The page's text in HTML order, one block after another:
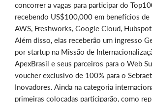
concorrer a vagas para participar do
recebendo US$100,000 em benefícios de
AWS, Freshworks, Google Cloud,
Além disso, elas receberão um ingresso
por startup na Missão de
ApexBrasil e seus parceiros para o Web
voucher exclusivo de 100% para o
Inovadores. Ainda na categoria
primeiras colocadas participarão, como